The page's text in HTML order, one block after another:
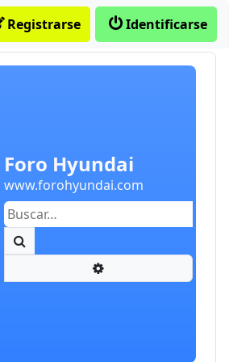
Foro Hyundai
www.forohyundai.com
Identificarse
Registrarse